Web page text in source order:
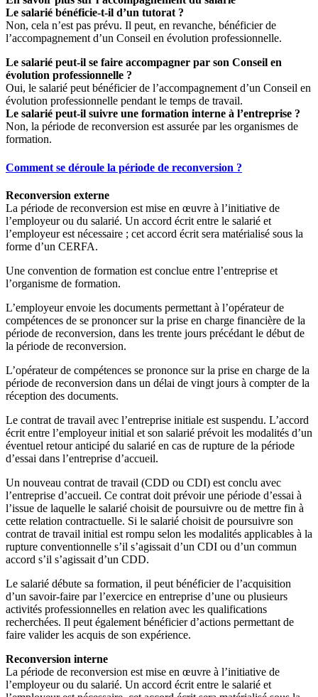
Le salarié bénéficie-t-il d’un tutorat ?
Non, cela n’est pas prévu. Il peut, en revanche, bénéficier de
l’accompagnement d’un Conseil en évolution professionnelle.
Le salarié peut-il se faire accompagner par son Conseil en
évolution professionnelle ?
Oui, le salarié peut bénéficier de l’accompagnement d’un Conseil en
évolution professionnelle pendant le temps de travail.
Le salarié peut-il suivre une formation interne à l’entreprise ?
Non, la période de reconversion est assurée par les organismes de
formation.
Comment se déroule la période de reconversion ?
Reconversion externe
La période de reconversion est mise en œuvre à l’initiative de
l’employeur ou du salarié. Un accord écrit entre le salarié et
l’employeur est nécessaire ; cet accord écrit sera matérialisé sous la
forme d’un CERFA.
Une convention de formation est conclue entre l’entreprise et
l’organisme de formation.
L’employeur envoie les documents permettant à l’opérateur de
compétences de se prononcer sur la prise en charge financière de la
période de reconversion, dans les trente jours précédant le début de
la période de reconversion.
L’opérateur de compétences se prononce sur la prise en charge de la
période de reconversion dans un délai de vingt jours à compter de la
réception des documents.
Le contrat de travail avec l’entreprise initiale est suspendu. L’accord
écrit entre l’employeur initial et son salarié prévoit les modalités d’un
éventuel retour anticipé du salarié en cas de rupture de la période
d’essai dans l’entreprise d’accueil.
Un nouveau contrat de travail (CDD ou CDI) est conclu avec
l’entreprise d’accueil. Ce contrat doit prévoir une période d’essai à
l’issue de laquelle le salarié choisit de poursuivre ou de mettre fin à
cette relation contractuelle. Si le salarié choisit de poursuivre son
contrat de travail initial est rompu selon les modalités applicables à la
rupture conventionnelle s’il s’agissait d’un CDI ou d’un commun
accord s’il s’agissait d’un CDD.
Le salarié débute sa formation, il peut bénéficier de l’acquisition
d’un savoir-faire par l’exercice en entreprise d’une ou plusieurs
activités professionnelles en relation avec les qualifications
recherchées. Il peut également bénéficier d’actions permettant de
faire valider les acquis de son expérience.
Reconversion interne
La période de reconversion est mise en œuvre à l’initiative de
l’employeur ou du salarié. Un accord écrit entre le salarié et